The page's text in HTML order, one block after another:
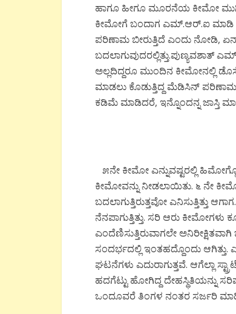
ಹಾಗೂ ಹೀಗೂ ಮೂರನೆಯ ಕೀಮೋ
ಕೀಮೋಗೆ ಬಂದಾಗ ಎಮ್.ಆರ್.ಐ
ಪರಿಣಾಮ ಬೀರುತ್ತಿದೆ ಎಂದು ನೋಡಿ,
ಬದಲಾಗುವುದರಲ್ಲಿತ್ತು.ಪುಣ್ಯವಶಾತ್
ಅಲ್ಲದಿದ್ದರೂ ಮುಂದಿನ ಕೀಮೋನಲ್ಲಿ
ಮಾಡಲು ಕೊಡುತ್ತಿದ್ದ ಮೆಡಿಸಿನ್
ಕಡಿಮೆ ಮಾಡಿದರೆ, ಇನ್ನೊಂದನ್ನ ಜಾಸ್ತಿ
೫ನೇ ಕೀಮೋ ಎನ್ನುವಷ್ಟರಲ್ಲಿ
ಕೀಮೋವನ್ನು ನೀಡಲಾಯಿತು. ೬ ನೇ
ಬದಲಾಗುತ್ತಿರುತ್ತವೋ ಎನಿಸುತ್ತಿತ್ತು
ನೆನಪಾಗುತ್ತಿತ್ತು. ಸರಿ ಆರು
ಎಂದೆಣಿಸುತ್ತಿರುವಾಗಲೇ
ಸಂದರ್ಭದಲ್ಲಿ ಇಂತಹದ್ದೊಂದು ಆಗಿತ್ತು.
ಘಟನೆಗಳು ಎದುರಾಗುತ್ತವೆ. ಆಗೆಲ್ಲಾ
ಹದಗೆಟ್ಟು ಹೋಗಿದ್ದ ದೇಹಸ್ಥಿತಿಯನ್ನು
ಒಂದೂವರೆ ತಿಂಗಳ ನಂತರ ಸರ್ಜರಿ